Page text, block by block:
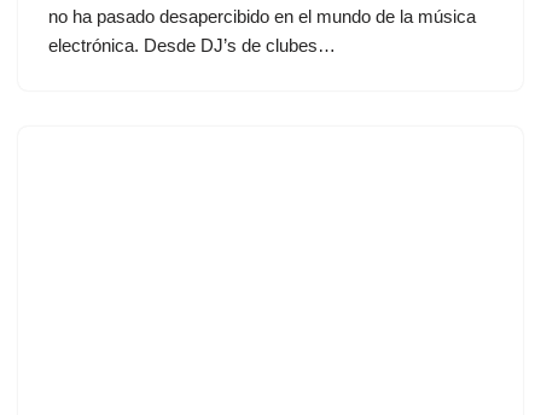
no ha pasado desapercibido en el mundo de la música
electrónica. Desde DJ’s de clubes…